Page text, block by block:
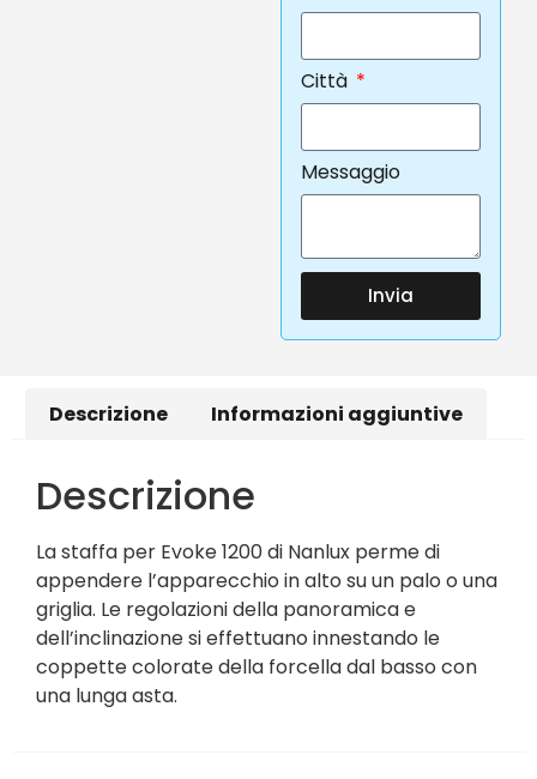
Città
Messaggio
Invia
Descrizione Informazioni aggiuntive
Descrizione
La staffa per Evoke 1200 di Nanlux perme di
appendere l’apparecchio in alto su un palo o una
griglia. Le regolazioni della panoramica e
dell’inclinazione si effettuano innestando le
coppette colorate della forcella dal basso con
una lunga asta.